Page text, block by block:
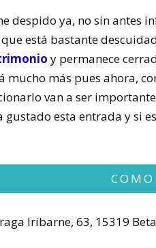
despido ya, no sin antes
está bastante
y permanece
mucho más pues ahora,
van a ser
gustado esta entrada y si
Iribarne, 63, 15319